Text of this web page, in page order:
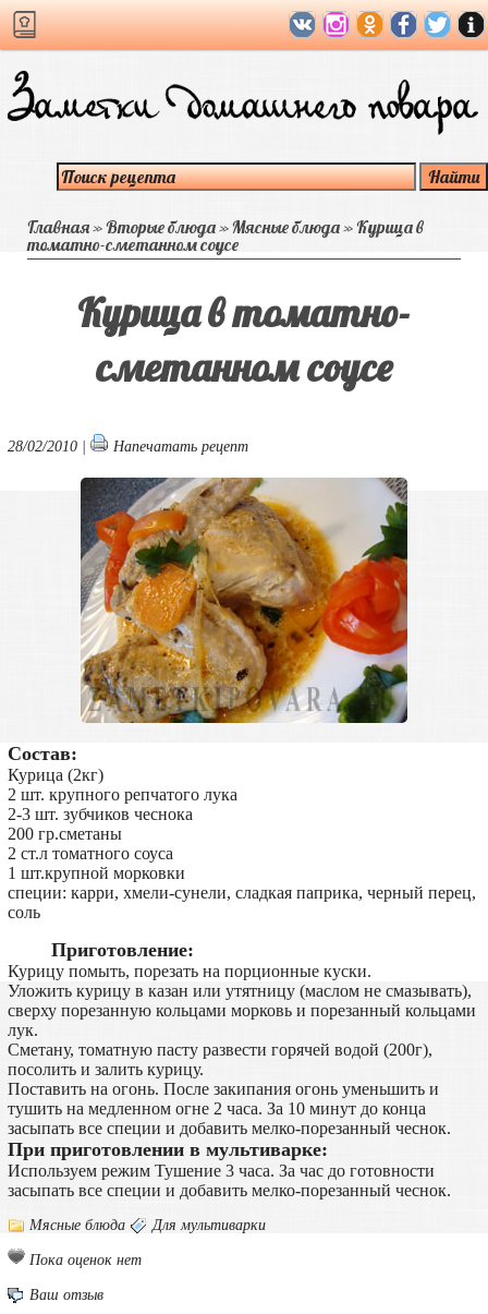
Главная»Вторые блюда»Мясные блюда»Курица в
томатно-сметанном соусе
Курица в томатно-
сметанном соусе
28/02/2010 | Напечатать рецепт
Состав:
Курица (2кг)
2 шт. крупного репчатого лука
2-3 шт. зубчиков чеснока
200 гр.сметаны
2 ст.л томатного соуса
1 шт.крупной морковки
специи: карри, хмели-сунели, сладкая паприка, черный перец,
соль
Приготовление:
Курицу помыть, порезать на порционные куски.
Уложить курицу в казан или утятницу (маслом не смазывать),
сверху порезанную кольцами морковь и порезанный кольцами
лук.
Сметану, томатную пасту развести горячей водой (200г),
посолить и залить курицу.
Поставить на огонь. После закипания огонь уменьшить и
тушить на медленном огне 2 часа. За 10 минут до конца
засыпать все специи и добавить мелко-порезанный чеснок.
При приготовлении в мультиварке:
Используем режим Тушение 3 часа. За час до готовности
засыпать все специи и добавить мелко-порезанный чеснок.
Мясные блюда Для мультиварки
Пока оценок нет
Ваш отзыв